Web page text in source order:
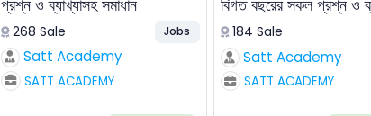
প্রশ্ন ও ব্যাখ্যাসহ সমাধান
268 Sale Jobs
Satt Academy
SATT ACADEMY
বিগত বছরের সকল প্রশ্ন ও
সমাধান
184 Sale
Satt Academy
SATT ACADEMY